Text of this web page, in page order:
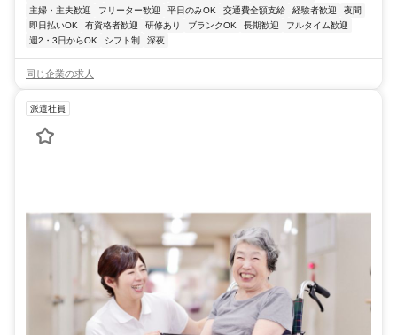
主婦・主夫歓迎 フリーター歓迎 平日のみOK 交通費全額支給 経験者歓迎
夜間
即日払いOK
有資格者歓迎 研修あり ブランクOK 長期歓迎
フルタイム歓迎
週2・3日からOK
シフト制 深夜
同じ企業の求人
派遣社員